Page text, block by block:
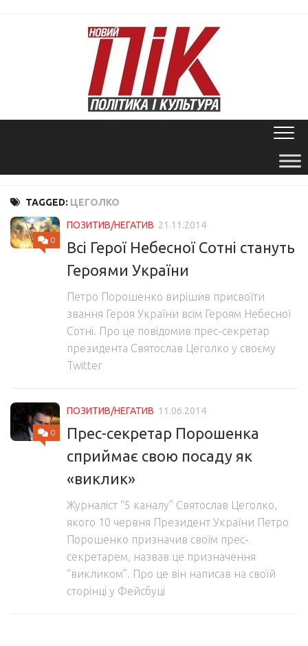
TAGGED: ЦЕГОЛКО
0
ПОЗИТИВ/НЕГАТИВ 21.11.2014
Всі Герої Небесної Сотні стануть
Героями України
Петро Порошенко вирішив присвоїти
звання Героя України всім Героям Небесної
Сотні. Про це повідомив прес-секретар
президента Святослав Цеголко у своєму
Twitter
0
ПОЗИТИВ/НЕГАТИВ 11.06.2014
Прес-секретар Порошенка
сприймає свою посаду як
«виклик»
Журналіст “5 каналу” Святослав Цеголко,
якого 10 червня Президент України Петро
Порошенко призначив своїм прес-
секретарем, назвав це призначення
“викликом”. Про це він написав на своїй
сторінці у Фейсбуці